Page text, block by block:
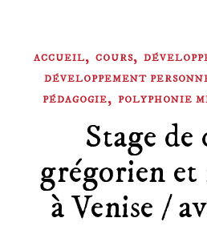
ACCUEIL, COURS,
DÉVELOPPEMENT
PÉDAGOGIE, POLYPHONIE
Stage
grégorien et
à Venise /